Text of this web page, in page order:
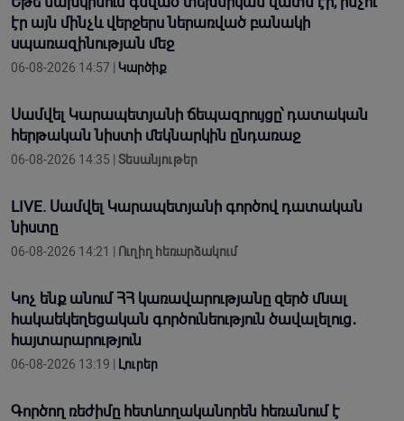
էր այն մինչև վերջերս ներառված բանակի
սպառազինության մեջ
06-08-2026 14:57 | Կարծիք
Սամվել Կարապետյանի ճեպազրույցը՝ դատական
հերթական նիստի մեկնարկին ընդառաջ
06-08-2026 14:35 | Տեսանյութեր
LIVE. Սամվել Կարապետյանի գործով դատական
նիստը
06-08-2026 14:21 | Ուղիղ հեռարձակում
Կոչ ենք անում ՀՀ կառավարությանը զերծ մնալ
հակաեկեղեցական գործունեություն ծավալելուց․
հայտարարություն
06-08-2026 13:19 | Լուրեր
Գործող ռեժիմը հետևողականորեն հեռանում է